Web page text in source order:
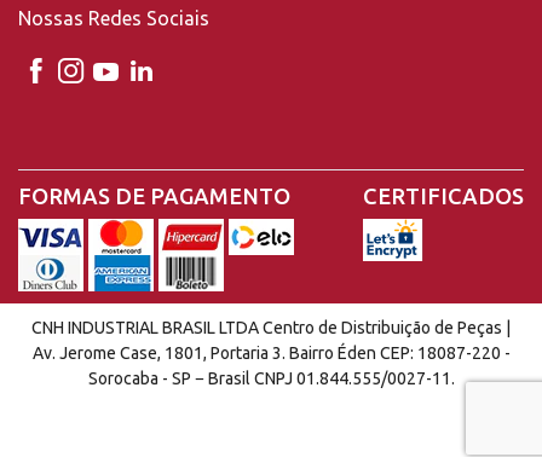
Nossas Redes Sociais
FORMAS DE PAGAMENTO CERTIFICADOS
CNH INDUSTRIAL BRASIL LTDA Centro de Distribuição de Peças |
Av. Jerome Case, 1801, Portaria 3. Bairro Éden CEP: 18087-220 -
Sorocaba - SP − Brasil CNPJ 01.844.555/0027-11.